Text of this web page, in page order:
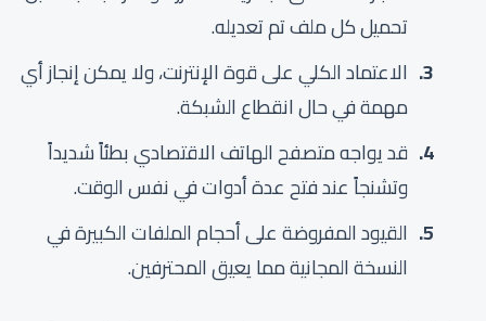
تحميل كل ملف تم تعديله.
الاعتماد الكلي على قوة الإنترنت، ولا يمكن إنجاز أي
مهمة في حال انقطاع الشبكة.
قد يواجه متصفح الهاتف الاقتصادي بطئاً شديداً
وتشنجاً عند فتح عدة أدوات في نفس الوقت.
القيود المفروضة على أحجام الملفات الكبيرة في
النسخة المجانية مما يعيق المحترفين.